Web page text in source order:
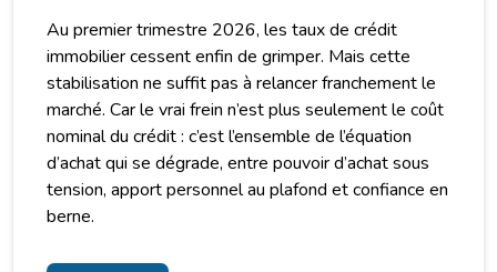
Au premier trimestre 2026, les taux de crédit
immobilier cessent enfin de grimper. Mais cette
stabilisation ne suffit pas à relancer franchement le
marché. Car le vrai frein n’est plus seulement le coût
nominal du crédit : c’est l’ensemble de l’équation
d’achat qui se dégrade, entre pouvoir d’achat sous
tension, apport personnel au plafond et confiance en
berne.